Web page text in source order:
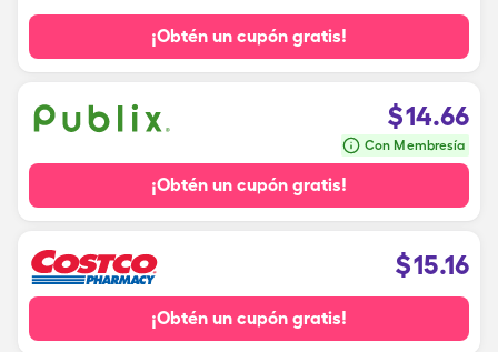
¡Obtén un cupón gratis!
$14.66
Con Membresía
¡Obtén un cupón gratis!
$15.16
¡Obtén un cupón gratis!